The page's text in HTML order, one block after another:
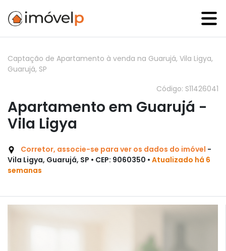
Captação de Apartamento à venda na Guarujá, Vila Ligya,
Guarujá, SP
Código: S11426041
Apartamento em Guarujá -
Vila Ligya
Corretor, associe-se para ver os dados do imóvel -
Vila Ligya, Guarujá, SP • CEP: 9060350 • Atualizado há 6
semanas